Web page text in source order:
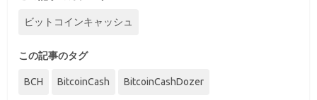
ビットコインキャッシュ
この記事のタグ
BCH BitcoinCash BitcoinCashDozer